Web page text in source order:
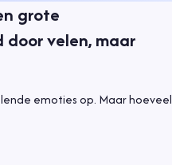
grote
velen, maar
emoties op. Maar hoeveel